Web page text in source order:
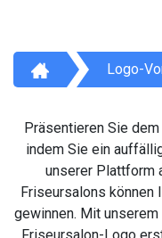
Logo-
Präsentieren Sie
indem Sie ein
unserer Plattform
Friseursalons können
gewinnen. Mit